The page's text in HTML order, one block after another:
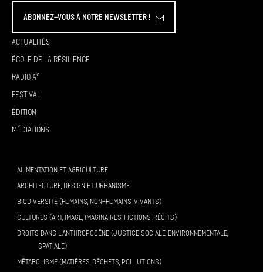
Abonnez-vous à Notre Newsletter !
Actualités
École de la résilience
Radio A°
Festival
Édition
Médiations
ALIMENTATION ET AGRICULTURE
ARCHITECTURE, DESIGN ET URBANISME
BIODIVERSITÉ (HUMAINS, NON-HUMAINS, VIVANTS)
CULTURES (ART, IMAGE, IMAGINAIRES, FICTIONS, RÉCITS)
DROITS DANS L’ANTHROPOCÈNE (JUSTICE SOCIALE, ENVIRONNEMENTALE,
SPATIALE)
MÉTABOLISME (MATIÈRES, DÉCHETS, POLLUTIONS)